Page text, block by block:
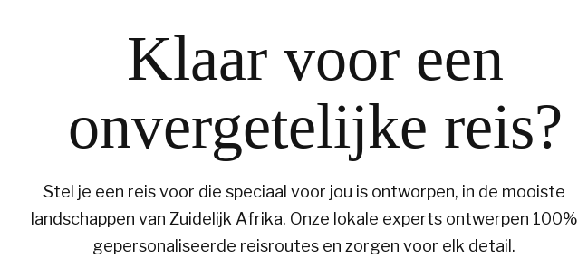
Klaar voor een
onvergetelijke reis?
Stel je een reis voor die speciaal voor jou is ontworpen, in de mooiste
landschappen van Zuidelijk Afrika. Onze lokale experts ontwerpen 100%
gepersonaliseerde reisroutes en zorgen voor elk detail.